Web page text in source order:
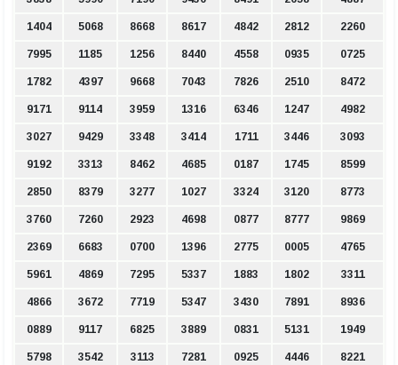
1404 5068 8668 8617 4842 2812 2260
7995 1185 1256 8440 4558 0935 0725
1782 4397 9668 7043 7826 2510 8472
9171 9114 3959 1316 6346 1247 4982
3027 9429 3348 3414 1711 3446 3093
9192 3313 8462 4685 0187 1745 8599
2850 8379 3277 1027 3324 3120 8773
3760 7260 2923 4698 0877 8777 9869
2369 6683 0700 1396 2775 0005 4765
5961 4869 7295 5337 1883 1802 3311
4866 3672 7719 5347 3430 7891 8936
0889 9117 6825 3889 0831 5131 1949
5798 3542 3113 7281 0925 4446 8221